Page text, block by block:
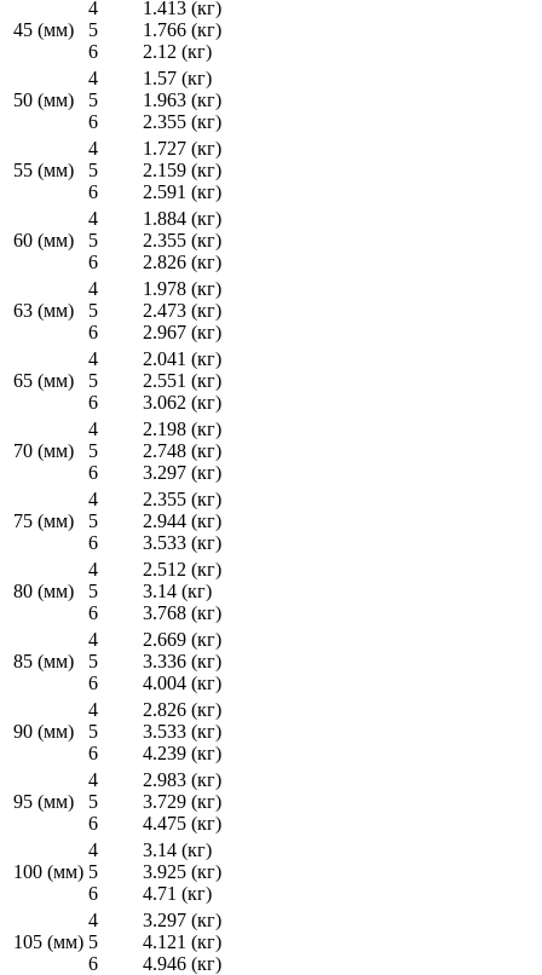
45 (мм)
4
5
6
1.413 (кг)
1.766 (кг)
2.12 (кг)
50 (мм)
4
5
6
1.57 (кг)
1.963 (кг)
2.355 (кг)
55 (мм)
4
5
6
1.727 (кг)
2.159 (кг)
2.591 (кг)
60 (мм)
4
5
6
1.884 (кг)
2.355 (кг)
2.826 (кг)
63 (мм)
4
5
6
1.978 (кг)
2.473 (кг)
2.967 (кг)
65 (мм)
4
5
6
2.041 (кг)
2.551 (кг)
3.062 (кг)
70 (мм)
4
5
6
2.198 (кг)
2.748 (кг)
3.297 (кг)
75 (мм)
4
5
6
2.355 (кг)
2.944 (кг)
3.533 (кг)
80 (мм)
4
5
6
2.512 (кг)
3.14 (кг)
3.768 (кг)
85 (мм)
4
5
6
2.669 (кг)
3.336 (кг)
4.004 (кг)
90 (мм)
4
5
6
2.826 (кг)
3.533 (кг)
4.239 (кг)
95 (мм)
4
5
6
2.983 (кг)
3.729 (кг)
4.475 (кг)
100 (мм)
4
5
6
3.14 (кг)
3.925 (кг)
4.71 (кг)
105 (мм)
4
5
6
3.297 (кг)
4.121 (кг)
4.946 (кг)